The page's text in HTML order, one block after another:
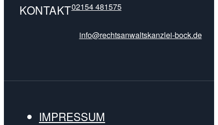
KONTAKT02154 481575
info@rechtsanwaltskanzlei-bock.de
IMPRESSUM